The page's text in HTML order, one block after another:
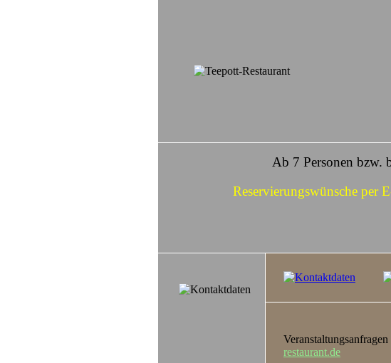
Ab 7 Personen bzw.
Reservierungswünsche per
restaurant.de